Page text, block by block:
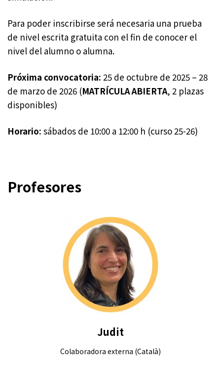
Para poder inscribirse será necesaria una prueba
de nivel escrita gratuita con el fin de conocer el
nivel del alumno o alumna.
Próxima convocatoria: 25 de octubre de 2025 – 28
de marzo de 2026 (MATRÍCULA ABIERTA, 2 plazas
disponibles)
Horario: sábados de 10:00 a 12:00 h (curso 25-26)
Profesores
Judit
Colaboradora externa (Català)